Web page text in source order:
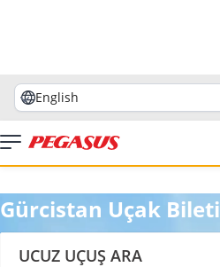
English
Gürcistan Uçak Bileti
UCUZ UÇUŞ ARA